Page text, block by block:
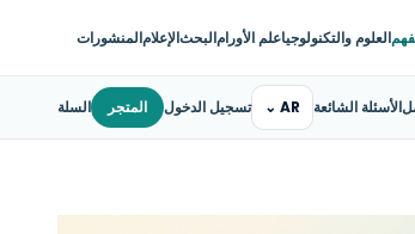
العلوم والتكنولوجياعلم الأورامالبحثالإعلامالمنشورات
الأسئلة الشائعة AR
⌄ تسجيل الدخول المتجر السلة